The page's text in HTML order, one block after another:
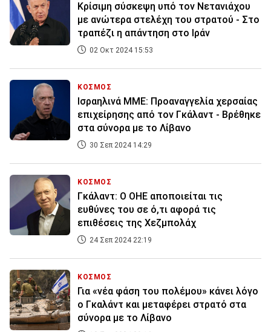
Κρίσιμη σύσκεψη υπό τον Νετανιάχου
με ανώτερα στελέχη του στρατού - Στο
τραπέζι η απάντηση στο Ιράν
02 Οκτ 2024 15:53
ΚΟΣΜΟΣ
Ισραηλινά ΜΜΕ: Προαναγγελία χερσαίας
επιχείρησης από τον Γκάλαντ - Βρέθηκε
στα σύνορα με το Λίβανο
30 Σεπ 2024 14:29
ΚΟΣΜΟΣ
Γκάλαντ: Ο ΟΗΕ αποποιείται τις
ευθύνες του σε ό,τι αφορά τις
επιθέσεις της Χεζμπολάχ
24 Σεπ 2024 22:19
ΚΟΣΜΟΣ
Για «νέα φάση του πολέμου» κάνει λόγο
ο Γκαλάντ και μεταφέρει στρατό στα
σύνορα με το Λίβανο